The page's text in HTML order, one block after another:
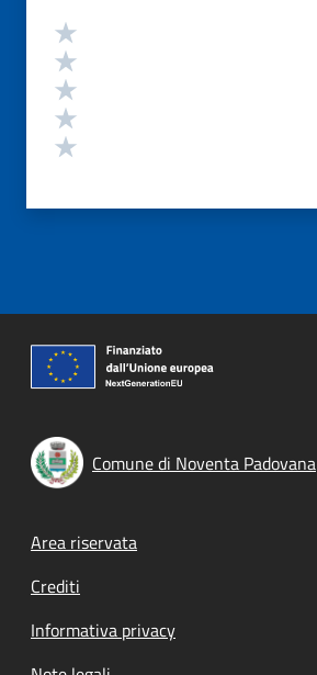
Valutazione
Comune di Noventa Padovana
Footer menu
Area riservata
Crediti
Informativa privacy